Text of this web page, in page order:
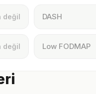
değil DASH
değil Low FODMAP